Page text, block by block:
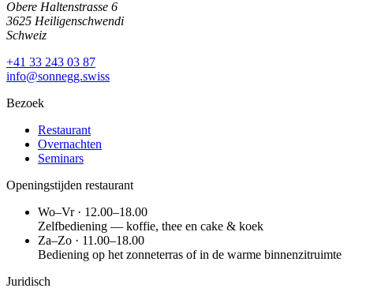
Obere Haltenstrasse 6
3625 Heiligenschwendi
Schweiz
+41 33 243 03 87
info@sonnegg.swiss
Bezoek
Restaurant
Overnachten
Seminars
Openingstijden restaurant
Wo–Vr · 12.00–18.00
Zelfbediening — koffie, thee en cake & koek
Za–Zo · 11.00–18.00
Bediening op het zonneterras of in de warme binnenzitruimte
Juridisch